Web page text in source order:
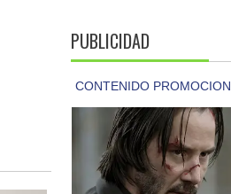
PUBLICIDAD